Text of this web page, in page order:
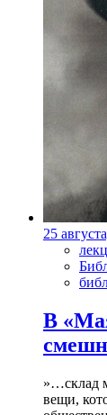
25
В
»…склад
вещи,